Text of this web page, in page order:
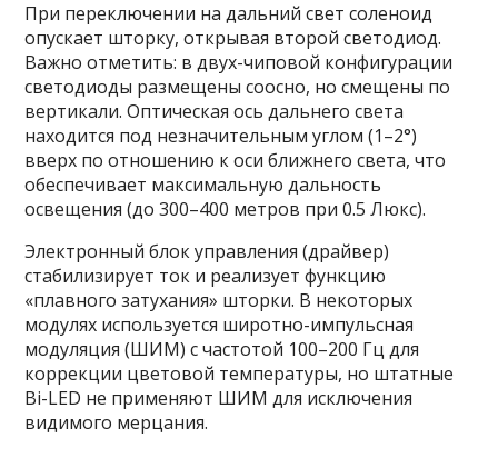
При переключении на дальний свет соленоид
опускает шторку, открывая второй светодиод.
Важно отметить: в двух-чиповой конфигурации
светодиоды размещены соосно, но смещены по
вертикали. Оптическая ось дальнего света
находится под незначительным углом (1–2°)
вверх по отношению к оси ближнего света, что
обеспечивает максимальную дальность
освещения (до 300–400 метров при 0.5 Люкс).
Электронный блок управления (драйвер)
стабилизирует ток и реализует функцию
«плавного затухания» шторки. В некоторых
модулях используется широтно-импульсная
модуляция (ШИМ) с частотой 100–200 Гц для
коррекции цветовой температуры, но штатные
Bi-LED не применяют ШИМ для исключения
видимого мерцания.